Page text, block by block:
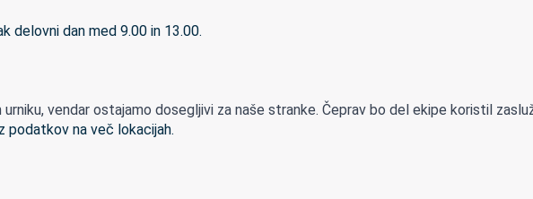
vendar ostajamo dosegljivi za naše stranke. Čeprav bo del ekipe koristil